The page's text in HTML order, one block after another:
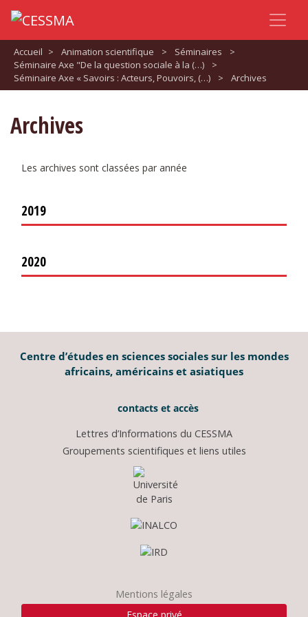
Accueil > Animation scientifique > Séminaires
>
Séminaire Axe "De la question sociale à la (…)
>
Séminaire Axe « Savoirs : Acteurs, Pouvoirs, (…)
> Archives
Archives
Les archives sont classées par année
2019
2020
Centre d’études en sciences sociales sur les mondes
africains, américains et asiatiques
contacts et accès
Lettres d’Informations du CESSMA
Groupements scientifiques et liens utiles
Mentions légales